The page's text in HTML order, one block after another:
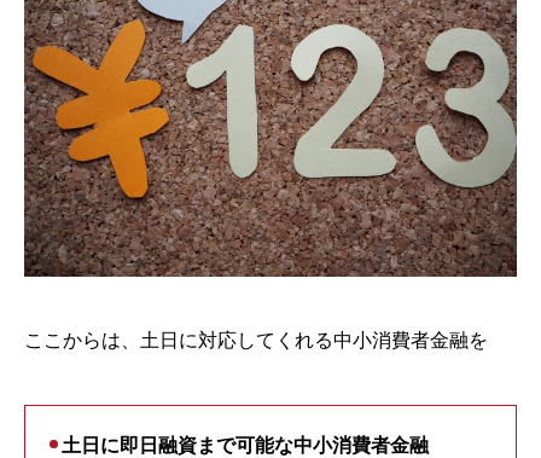
ここからは、土日に対応してくれる中小消費者金融を
土日に即日融資まで可能な中小消費者金融